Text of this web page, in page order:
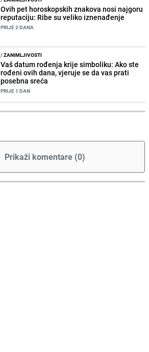
Ovih pet horoskopskih znakova nosi najgoru
reputaciju: Ribe su veliko iznenađenje
PRIJE 2 DANA
/ZANIMLJIVOSTI
Vaš datum rođenja krije simboliku: Ako ste
rođeni ovih dana, vjeruje se da vas prati
posebna sreća
PRIJE 1 DAN
Prikaži komentare (0)